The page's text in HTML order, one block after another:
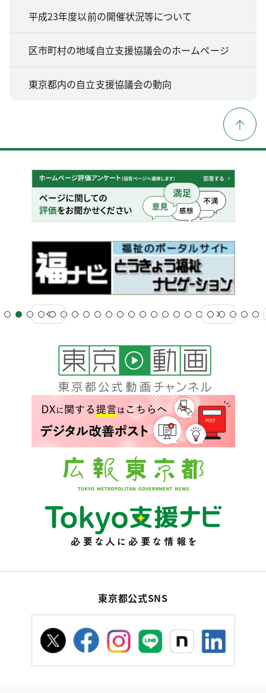
平成23年度以前の開催状況等について
区市町村の地域自立支援協議会のホームページ
東京都内の自立支援協議会の動向
東京都公式SNS